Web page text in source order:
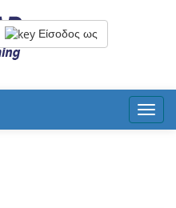
Είσοδος ως